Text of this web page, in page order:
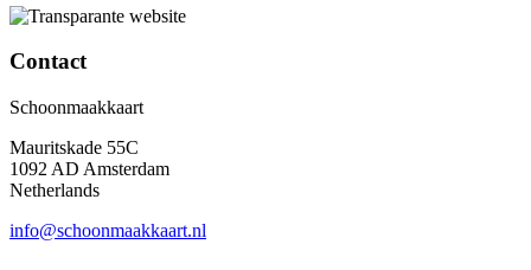
Contact
Schoonmaakkaart
Mauritskade 55C
1092 AD Amsterdam
Netherlands
info@schoonmaakkaart.nl